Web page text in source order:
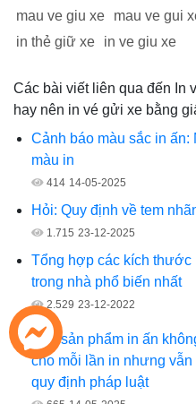
mau ve giu xe
mau ve gui
in thẻ giữ xe
in ve giu xe
Các bài viết liên qua đến In
hay nên in vé gửi xe bằng
Cảnh báo màu sắc in
màu in
414 14-05-2025
Hỏi: Quy định về tem
1.715 23-12-2025
Tổng hợp các kích thước
trong nhà phổ biến nhất
2.529 23-12-2022
Các sản phẩm in ấn
cho mỗi lần in nhưng
quy định pháp luật